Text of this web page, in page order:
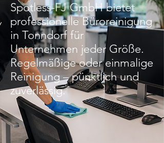
Spotless-FJ GmbH bietet
professionelle Büroreinigung
in Tonndorf für
Unternehmen jeder Größe.
Regelmäßige oder einmalige
Reinigung – pünktlich und
zuverlässig.